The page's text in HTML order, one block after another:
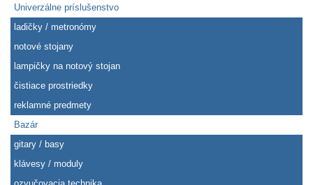
Univerzálne príslušenstvo
ladičky / metronómy
notové stojany
lampičky na notový stojan
čistiace prostriedky
reklamné predmety
Bazár
gitary / basy
klávesy / moduly